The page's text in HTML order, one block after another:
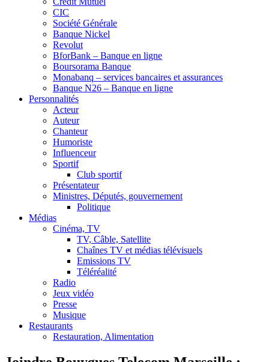
CIC
Société Générale
Banque Nickel
Revolut
BforBank – Banque en ligne
Boursorama Banque
Monabanq – services bancaires et assurances
Banque N26 – Banque en ligne
Personnalités
Acteur
Auteur
Chanteur
Humoriste
Influenceur
Sportif
Club sportif
Présentateur
Ministres, Députés, gouvernement
Politique
Médias
Cinéma, TV
TV, Câble, Satellite
Chaînes TV et médias télévisuels
Emissions TV
Téléréalité
Radio
Jeux vidéo
Presse
Musique
Restaurants
Restauration, Alimentation